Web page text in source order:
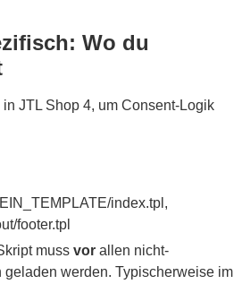
Wo du
JTL Shop 4, um Consent-Logik
index.tpl,
footer.tpl
muss vor allen nicht-
geladen werden. Typischerweise im